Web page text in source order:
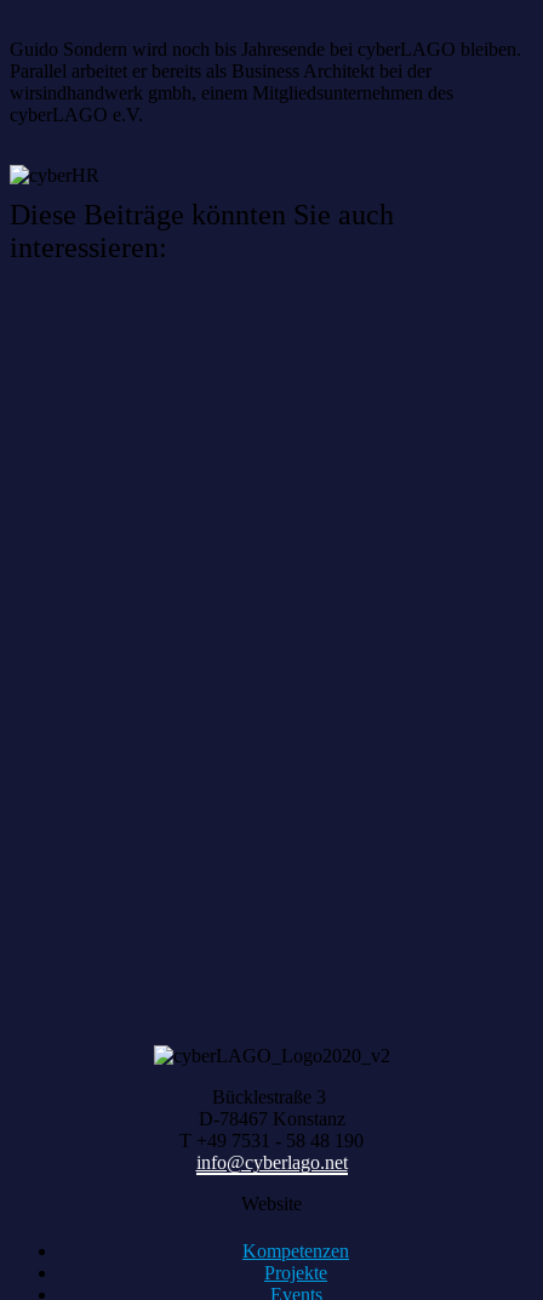
Guido Sondern wird noch bis Jahresende bei cyberLAGO bleiben.
Parallel arbeitet er bereits als Business Architekt bei der
wirsindhandwerk gmbh, einem Mitgliedsunternehmen des
cyberLAGO e.V.
Diese Beiträge könnten Sie auch
interessieren:
Bücklestraße 3
D-78467 Konstanz
T +49 7531 - 58 48 190
info@cyberlago.net
Website
Kompetenzen
Projekte
Events